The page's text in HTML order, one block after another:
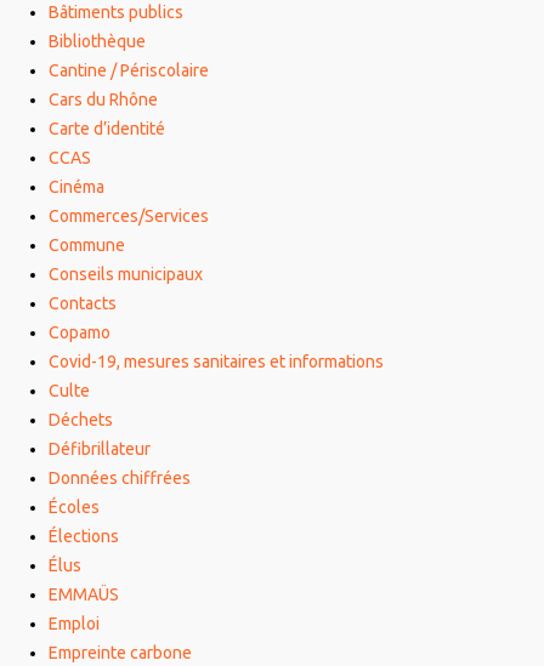
Bâtiments publics
Bibliothèque
Cantine / Périscolaire
Cars du Rhône
Carte d’identité
CCAS
Cinéma
Commerces/Services
Commune
Conseils municipaux
Contacts
Copamo
Covid-19, mesures sanitaires et informations
Culte
Déchets
Défibrillateur
Données chiffrées
Écoles
Élections
Élus
EMMAÜS
Emploi
Empreinte carbone